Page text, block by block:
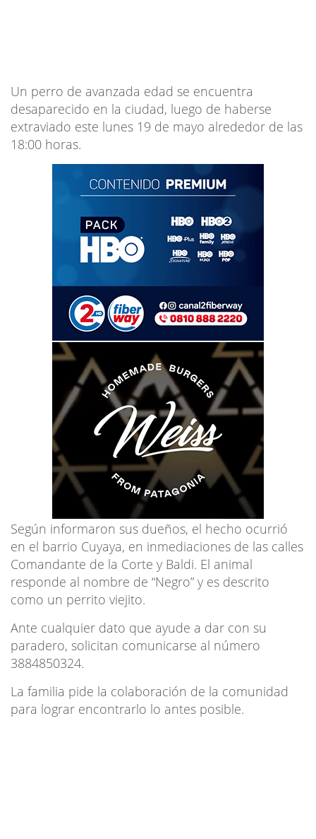
Un perro de avanzada edad se encuentra
desaparecido en la ciudad, luego de haberse
extraviado este lunes 19 de mayo alrededor de las
18:00 horas.
Según informaron sus dueños, el hecho ocurrió
en el barrio Cuyaya, en inmediaciones de las calles
Comandante de la Corte y Baldi. El animal
responde al nombre de “Negro” y es descrito
como un perrito viejito.
Ante cualquier dato que ayude a dar con su
paradero, solicitan comunicarse al número
3884850324.
La familia pide la colaboración de la comunidad
para lograr encontrarlo lo antes posible.